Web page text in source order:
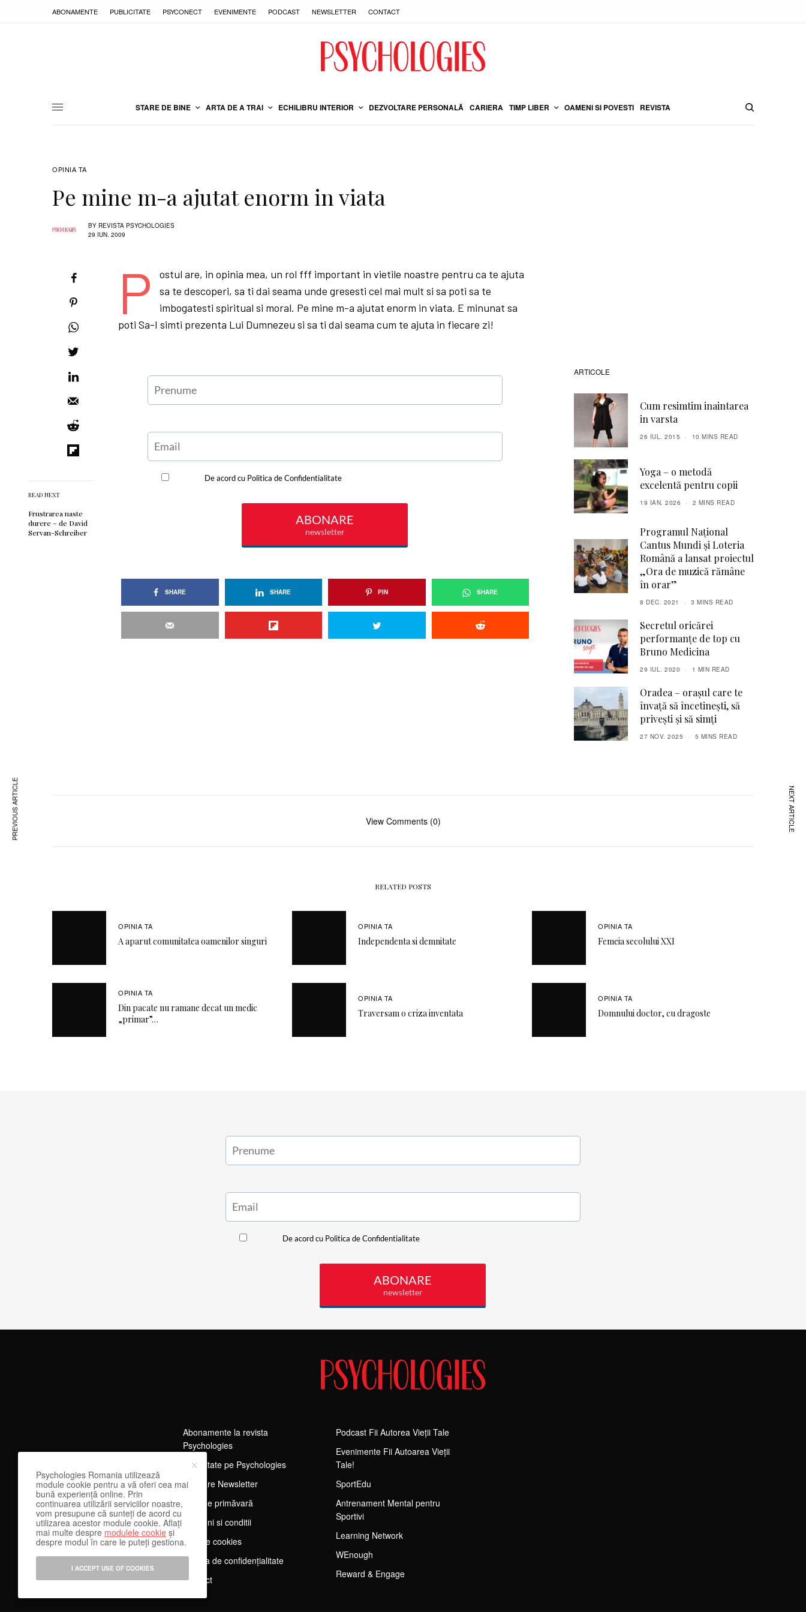
ABONAMENTE PUBLICITATE PSYCONECT EVENIMENTE PODCAST NEWSLETTER CONTACT
STARE DE BINE ARTA DE A TRAI ECHILIBRU INTERIOR DEZVOLTARE PERSONALĂ CARIERA TIMP LIBER OAMENI SI POVESTI REVISTA
OPINIA TA
Pe mine m-a ajutat enorm in viata
BY REVISTA PSYCHOLOGIES
29 IUN. 2009
READ NEXT
Frustrarea naste
durere – de David
Servan-Schreiber
P
ostul are, in opinia mea, un rol fff important in vietile noastre pentru ca te ajuta
sa te descoperi, sa ti dai seama unde gresesti cel mai mult si sa poti sa te
imbogatesti spiritual si moral. Pe mine m-a ajutat enorm in viata. E minunat sa
poti Sa-I simti prezenta Lui Dumnezeu si sa ti dai seama cum te ajuta in fiecare zi!
SHARE SHARE PIN SHARE
ARTICOLE
Cum resimtim inaintarea
in varsta
26 IUL. 2015 10 MINS READ
Yoga – o metodă
excelentă pentru copii
19 IAN. 2026 2 MINS READ
Programul Național
Cantus Mundi și Loteria
Română a lansat proiectul
„Ora de muzică rămâne
în orar”
8 DEC. 2021 3 MINS READ
Secretul oricărei
performanțe de top cu
Bruno Medicina
29 IUL. 2020 1 MIN READ
Oradea – orașul care te
învață să încetinești, să
privești și să simți
27 NOV. 2025 5 MINS READ
PREVIOUS ARTICLE NEXT ARTICLE
View Comments (0)
RELATED POSTS
OPINIA TA
A aparut comunitatea oamenilor singuri
OPINIA TA
Independenta si demnitate
OPINIA TA
Femeia secolului XXI
OPINIA TA
Din pacate nu ramane decat un medic
„primar”…
OPINIA TA
Traversam o criza inventata
OPINIA TA
Domnului doctor, cu dragoste
Abonamente la revista
Psychologies
Publicitate pe Psychologies
Abonare Newsletter
Tărg de primăvară
Termeni si conditii
Despre cookies
Politica de confidențialitate
Contact
Podcast Fii Autorea Vieții Tale
Evenimente Fii Autoarea Vieții
Tale!
SportEdu
Antrenament Mental pentru
Sportivi
Learning Network
WEnough
Reward & Engage
Psychologies Romania utilizează
module cookie pentru a vă oferi cea mai
bună experiență online. Prin
continuarea utilizării serviciilor noastre,
vom presupune că sunteți de acord cu
utilizarea acestor module cookie. Aflați
mai multe despre modulele cookie și
despre modul în care le puteți gestiona.
I ACCEPT USE OF COOKIES